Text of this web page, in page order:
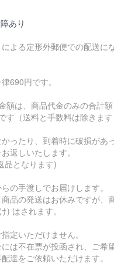
あり
による定形外郵便での配送に
690円です。
額は、商品代金のみの合計額
す（送料と手数料は除きます
ったり、到着時に破損があ
返しいたします。
品となります)
の手渡しでお届けします。
品の発送はお休みですが、
) はされます。
定いただけません。
は不在票が投函され、ご希
達をご依頼いただけます。